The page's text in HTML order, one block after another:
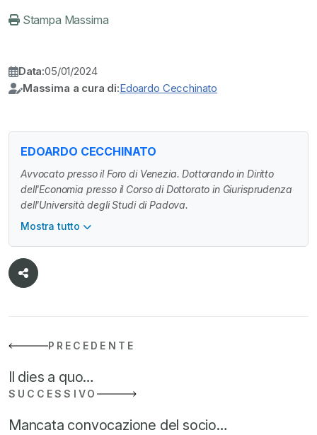
Stampa Massima
Data:05/01/2024
Massima a cura di:Edoardo Cecchinato
EDOARDO CECCHINATO
Avvocato presso il Foro di Venezia. Dottorando in Diritto
dell'Economia presso il Corso di Dottorato in Giurisprudenza
dell'Università degli Studi di Padova.
Mostra tutto
PRECEDENTE
Il dies a quo…
SUCCESSIVO
Mancata convocazione del socio…